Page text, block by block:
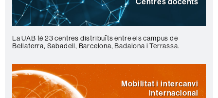
La UAB té 23 centres distribuïts entre els campus de
Bellaterra, Sabadell, Barcelona, Badalona i Terrassa.
Mobilitat i intercanvi
internacional